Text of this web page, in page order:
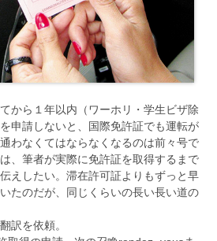
から１年以内（ワーホリ・学生ビザ除
申請しないと、国際免許証でも運転が
わなくてはならなくなるのは前々号で
、筆者が実際に免許証を取得するまで
えしたい。滞在許可証よりもずっと早
たのだが、同じくらいの長い長い道の
訳を依頼。